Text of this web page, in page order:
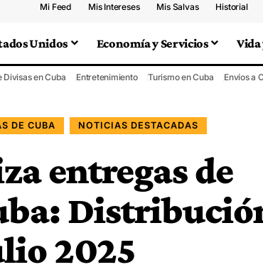
Mi Feed Mis Intereses Mis Salvas Historial
Unidos Economía y Servicios
Divisas en Cuba Entretenimiento Turismo en Cuba Envíos a
DE CUBA NOTICIAS DESTACADAS
entregas de
2025